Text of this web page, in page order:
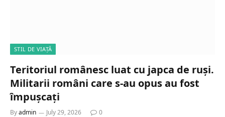
STIL DE VIAȚĂ
Teritoriul românesc luat cu japca de ruși.
Militarii români care s-au opus au fost
împușcați
Byadmin July 29, 2026 0